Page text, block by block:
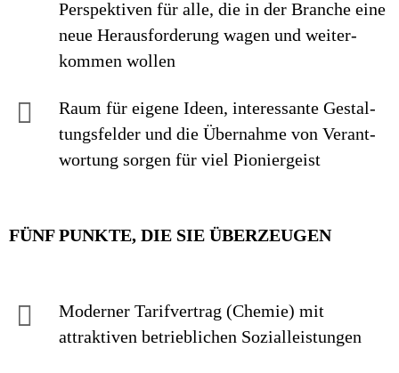
Perspek­tiven für alle, die in der Branche eine
neue Heraus­forderung wagen und weiter­
kommen wollen
Raum für eigene Ideen, inte­res­sante Ge­stal­
tungs­felder und die Über­nahme von Ver­ant­
wor­tung sorgen für viel Pionier­geist
FÜNF PUNKTE, DIE SIE ÜBERZEUGEN
Moderner Tarif­vertrag (Chemie) mit
attraktiven betrieb­lichen Sozial­leistungen